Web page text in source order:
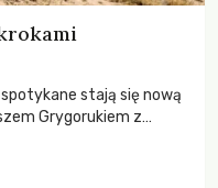
stają się nową
Grygorukiem z